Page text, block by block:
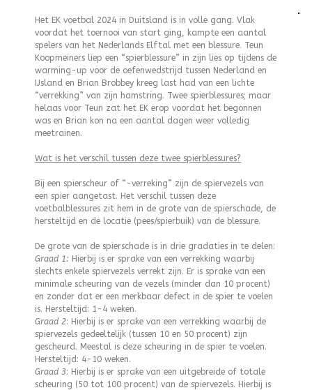
Het EK voetbal 2024 in Duitsland is in volle gang. Vlak
voordat het toernooi van start ging, kampte een aantal
spelers van het Nederlands Elftal met een blessure. Teun
Koopmeiners liep een “spierblessure” in zijn lies op tijdens de
warming-up voor de oefenwedstrijd tussen Nederland en
IJsland en Brian Brobbey kreeg last had van een lichte
“verrekking” van zijn hamstring. Twee spierblessures; maar
helaas voor Teun zat het EK erop voordat het begonnen
was en Brian kon na een aantal dagen weer volledig
meetrainen.
Wat is het verschil tussen deze twee spierblessures?
Bij een spierscheur of “-verreking” zijn de spiervezels van
een spier aangetast. Het verschil tussen deze
voetbalblessures zit hem in de grote van de spierschade, de
hersteltijd en de locatie (pees/spierbuik) van de blessure.
De grote van de spierschade is in drie gradaties in te delen:
Graad 1: Hierbij is er sprake van een verrekking waarbij
slechts enkele spiervezels verrekt zijn. Er is sprake van een
minimale scheuring van de vezels (minder dan 10 procent)
en zonder dat er een merkbaar defect in de spier te voelen
is. Hersteltijd: 1-4 weken.
Graad 2: Hierbij is er sprake van een verrekking waarbij de
spiervezels gedeeltelijk (tussen 10 en 50 procent) zijn
gescheurd. Meestal is deze scheuring in de spier te voelen.
Hersteltijd: 4-10 weken.
Graad 3: Hierbij is er sprake van een uitgebreide of totale
scheuring (50 tot 100 procent) van de spiervezels. Hierbij is